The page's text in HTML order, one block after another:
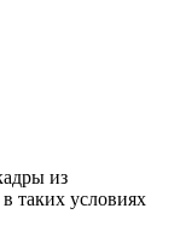
из
таких условиях